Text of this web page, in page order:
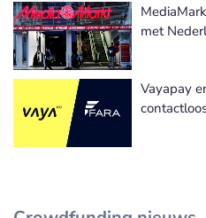
met
Vayapay